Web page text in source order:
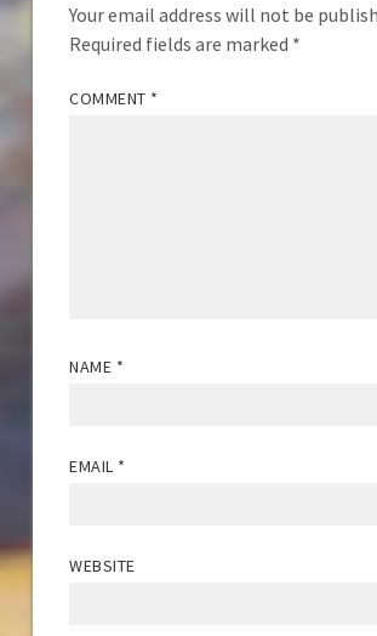
Your email address will not be
Required fields are marked *
COMMENT *
NAME *
EMAIL *
WEBSITE